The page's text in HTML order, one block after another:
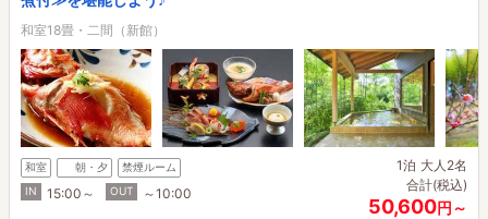
和室18畳・二間（新館）
和室 朝・夕
禁煙ルーム
IN
15:00～ OUT ～10:00
1泊 大人2名
合計(税込)
50,600円～